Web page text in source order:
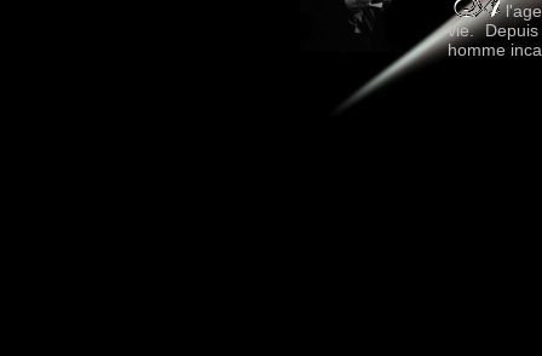
l'age
vie.
homme